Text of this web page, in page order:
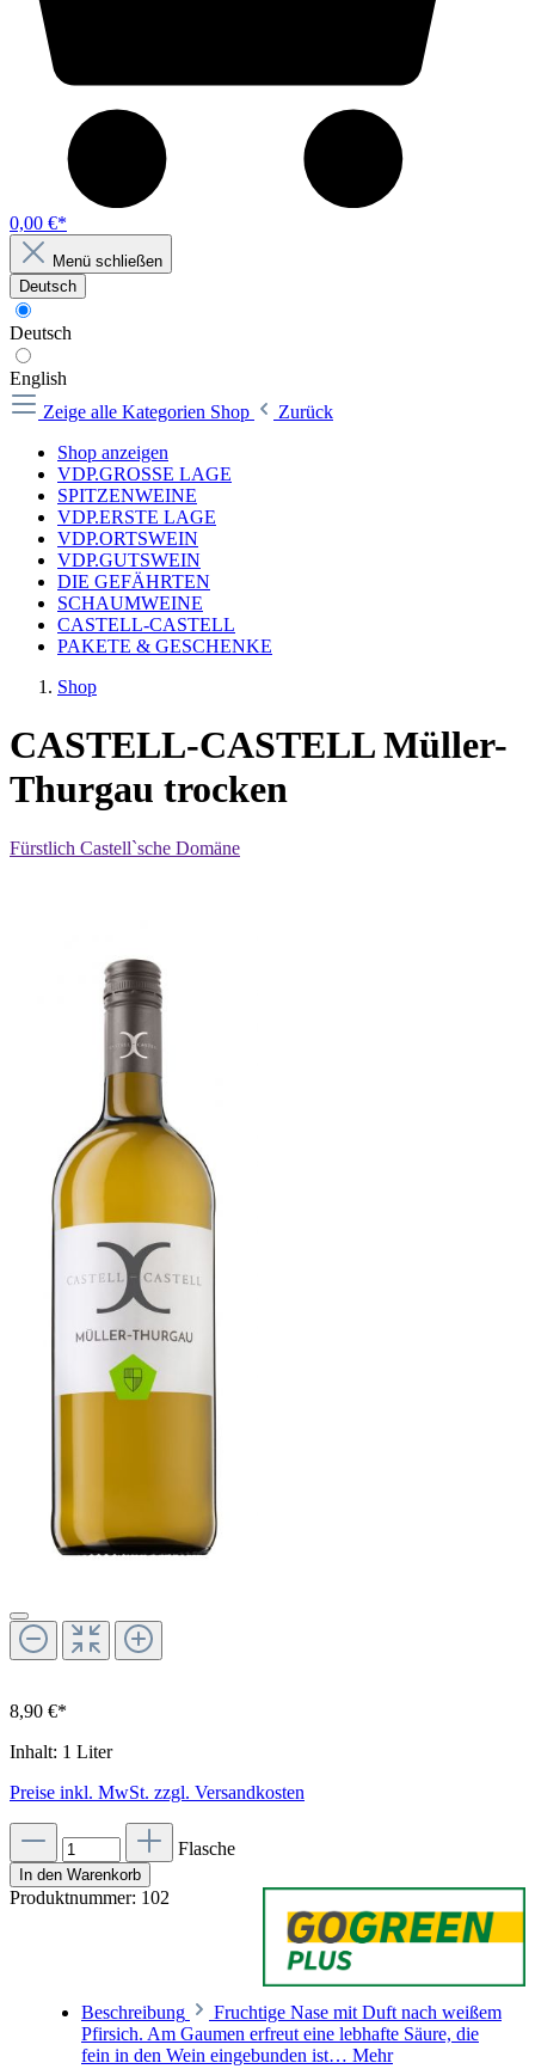
0,00 €*
Menü schließen
Deutsch
Deutsch
English
Zeige alle Kategorien Shop
Zurück
Shop anzeigen
VDP.GROSSE LAGE
SPITZENWEINE
VDP.ERSTE LAGE
VDP.ORTSWEIN
VDP.GUTSWEIN
DIE GEFÄHRTEN
SCHAUMWEINE
CASTELL-CASTELL
PAKETE & GESCHENKE
Shop
CASTELL-CASTELL Müller-
Thurgau trocken
Fürstlich Castell`sche Domäne
8,90 €*
Inhalt: 1 Liter
Preise inkl. MwSt. zzgl. Versandkosten
Flasche
In den Warenkorb
Produktnummer: 102
Beschreibung
Fruchtige Nase mit Duft nach weißem
Pfirsich. Am Gaumen erfreut eine lebhafte Säure, die
fein in den Wein eingebunden ist… Mehr